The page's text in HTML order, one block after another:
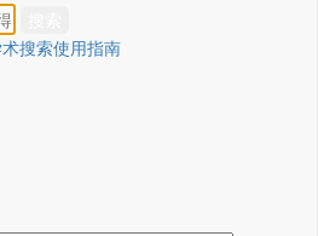
搜索使用指南